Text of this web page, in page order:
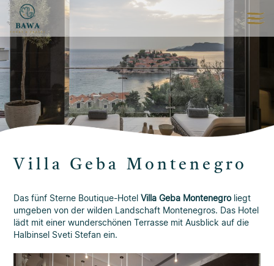
Villa Geba Montenegro
Das fünf Sterne Boutique-HotelVilla Geba Montenegroliegt
umgeben von der wilden Landschaft Montenegros. Das Hotel
lädt mit einer wunderschönen Terrasse mit Ausblick auf die
Halbinsel Sveti Stefan ein.